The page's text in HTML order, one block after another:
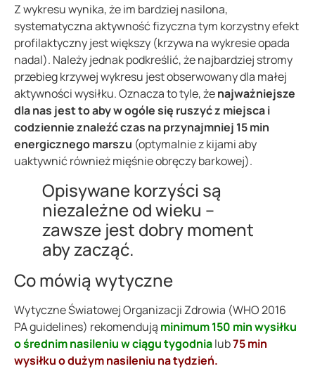
Z wykresu wynika, że im bardziej nasilona,
systematyczna aktywność fizyczna tym korzystny efekt
profilaktyczny jest większy (krzywa na wykresie opada
nadal). Należy jednak podkreślić, że najbardziej stromy
przebieg krzywej wykresu jest obserwowany dla małej
aktywności wysiłku. Oznacza to tyle, żenajważniejsze
dla nas jest to aby w ogóle się ruszyć z miejsca i
codziennie znaleźć czas na przynajmniej 15 min
energicznego marszu (optymalnie z kijami aby
uaktywnić również mięśnie obręczy barkowej).
Opisywane korzyści są
niezależne od wieku –
zawsze jest dobry moment
aby zacząć.
Co mówią wytyczne
Wytyczne Światowej Organizacji Zdrowia (WHO 2016
PA guidelines) rekomendują minimum 150 min wysiłku
o średnim nasileniu w ciągu tygodnialub75 min
wysiłku o dużym nasileniu na tydzień.